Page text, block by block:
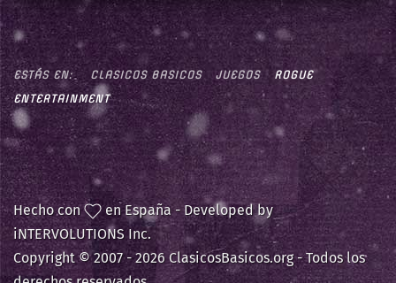
ESTÁS EN: CLASICOS BASICOS JUEGOS
ROGUE
ENTERTAINMENT
Hecho con
en España - Developed by
iNTERVOLUTIONS Inc.
Copyright © 2007 -2026 ClasicosBasicos.org - Todos los